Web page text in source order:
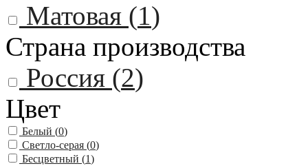
Матовая (1)
Страна производства
Россия (2)
Цвет
Белый (0)
Светло-серая (0)
Бесцветный (1)